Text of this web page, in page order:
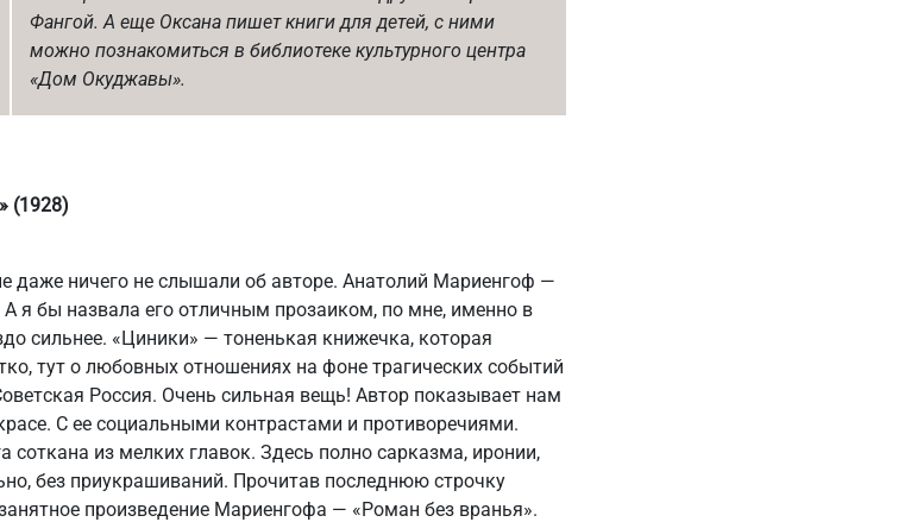
Фангой. А еще Оксана пишет книги для детей, с ними
можно познакомиться в библиотеке культурного центра
«Дом Окуджавы».
(1928)
даже ничего не слышали об авторе. Анатолий Мариенгоф —
А я бы назвала его отличным прозаиком, по мне, именно в
сильнее. «Циники» — тоненькая книжечка, которая
тут о любовных отношениях на фоне трагических событий
Россия. Очень сильная вещь! Автор показывает нам
С ее социальными контрастами и противоречиями.
из мелких главок. Здесь полно сарказма, иронии,
без приукрашиваний. Прочитав последнюю строчку
произведение Мариенгофа — «Роман без вранья».